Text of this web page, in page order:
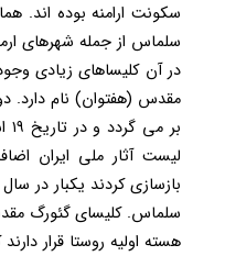
سکونت ارامنه بوده اند.
سلماس از جمله شهرهای
در آن کلیساهای زیادی
مقدس (هفتوان) نام دارد.
لیست آثار ملی ایران
سلماس. کلیسای گئورگ
هسته اولیه روستا قرار